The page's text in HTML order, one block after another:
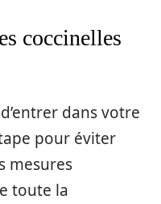
coccinelles
dans votre
pour éviter
mesures
toute la